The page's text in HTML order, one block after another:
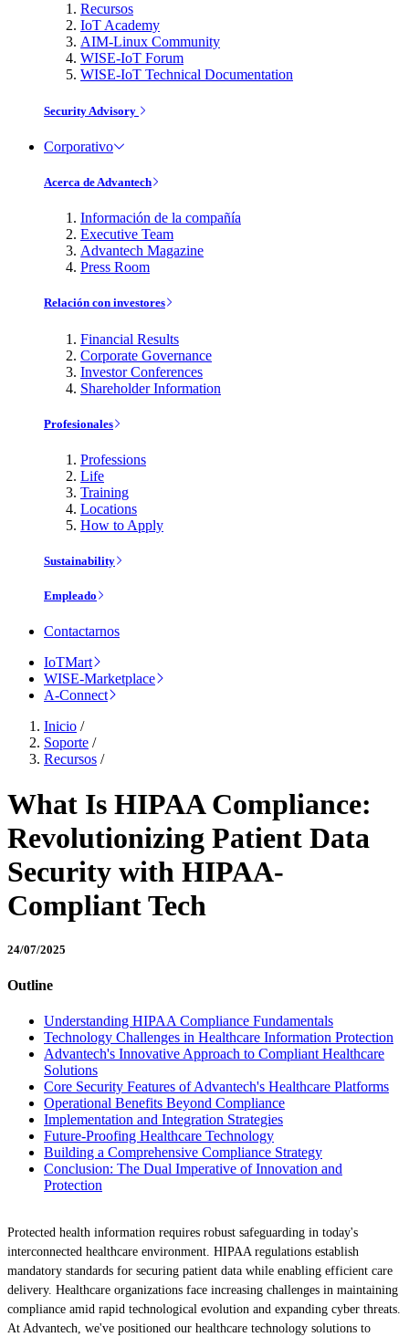
Recursos
IoT Academy
AIM-Linux Community
WISE-IoT Forum
WISE-IoT Technical Documentation
Security Advisory
Corporativo
Acerca de Advantech
Información de la compañía
Executive Team
Advantech Magazine
Press Room
Relación con investores
Financial Results
Corporate Governance
Investor Conferences
Shareholder Information
Profesionales
Professions
Life
Training
Locations
How to Apply
Sustainability
Empleado
Contactarnos
IoTMart
WISE-Marketplace
A-Connect
Inicio /
Soporte /
Recursos /
What Is HIPAA Compliance:
Revolutionizing Patient Data
Security with HIPAA-
Compliant Tech
24/07/2025
Outline
Understanding HIPAA Compliance Fundamentals
Technology Challenges in Healthcare Information Protection
Advantech's Innovative Approach to Compliant Healthcare
Solutions
Core Security Features of Advantech's Healthcare Platforms
Operational Benefits Beyond Compliance
Implementation and Integration Strategies
Future-Proofing Healthcare Technology
Building a Comprehensive Compliance Strategy
Conclusion: The Dual Imperative of Innovation and
Protection
Protected health information requires robust safeguarding in today's
interconnected healthcare environment. HIPAA regulations establish
mandatory standards for securing patient data while enabling efficient care
delivery. Healthcare organizations face increasing challenges in maintaining
compliance amid rapid technological evolution and expanding cyber threats.
At Advantech, we've positioned our healthcare technology solutions to